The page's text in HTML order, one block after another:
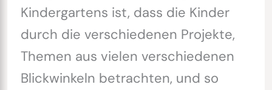
Kindergartens ist, dass die Kinder
durch die verschiedenen Projekte,
Themen aus vielen verschiedenen
Blickwinkeln betrachten, und so